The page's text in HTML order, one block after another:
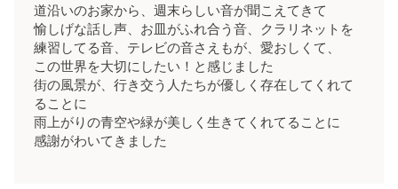
道沿いのお家から、週末らしい音が聞こえてきて
愉しげな話し声、お皿がふれ合う音、クラリネットを
練習してる音、テレビの音さえもが、愛おしくて、
この世界を大切にしたい！と感じました
街の風景が、行き交う人たちが優しく存在してくれて
ることに
雨上がりの青空や緑が美しく生きてくれてることに
感謝がわいてきました